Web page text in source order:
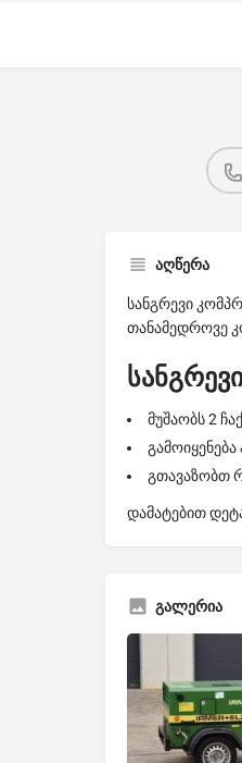
აღწერა
სანგრევი
თანამედროვე
მუშაობს 2
გთავაზობთ
დამატებით
გალერია